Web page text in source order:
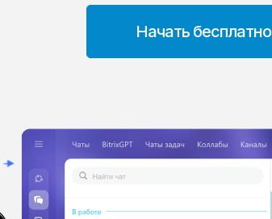
Начать бесплатно